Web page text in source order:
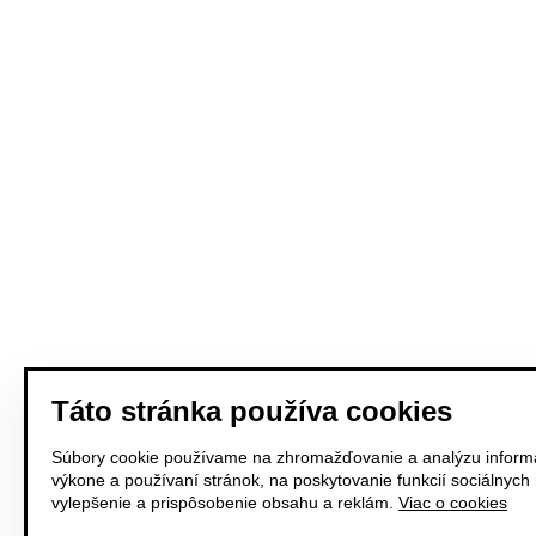
Táto stránka používa cookies
Súbory cookie používame na zhromažďovanie a analýzu
výkone a používaní stránok, na poskytovanie funkcií sociálnych
vylepšenie a prispôsobenie obsahu a reklám. Viac o cookies